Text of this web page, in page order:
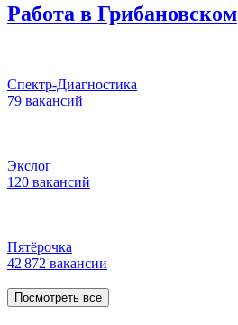
Работа в Грибановском
Спектр-Диагностика
79 вакансий
Экслог
120 вакансий
Пятёрочка
42 872 вакансии
Посмотреть все